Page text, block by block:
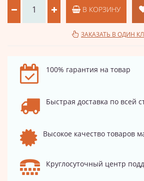
В КОРЗИНУ
ЗАКАЗАТЬ В ОДИН
100% гарантия на товар
Быстрая доставка по всей
Высокое качество товаров
Круглосуточный центр